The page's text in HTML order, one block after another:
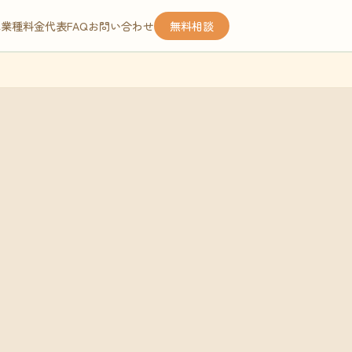
種料金代表FAQお問い合わせ 無料相談